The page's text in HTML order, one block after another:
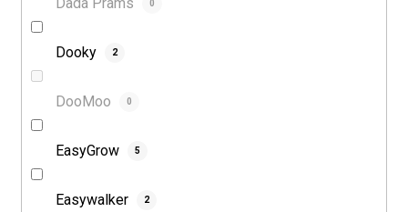
0
Dooky 2
DooMoo 0
EasyGrow 5
Easywalker 2